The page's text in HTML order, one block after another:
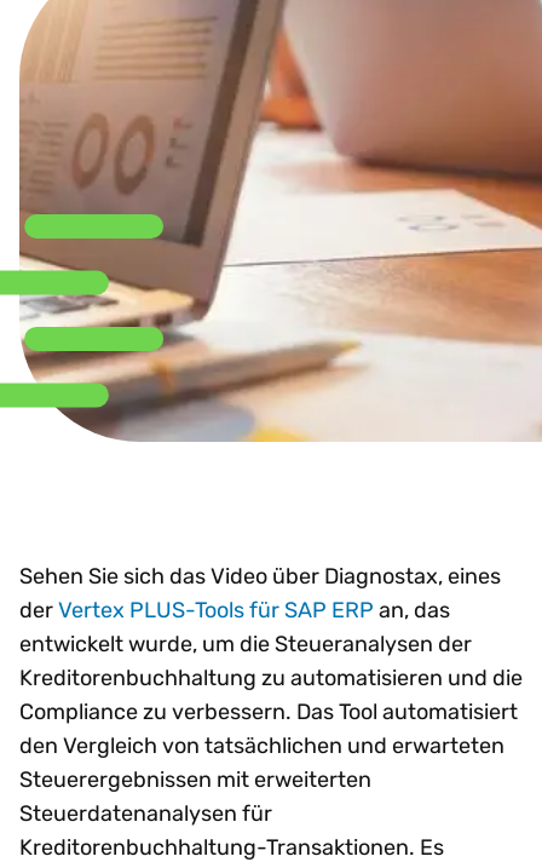
Sehen Sie sich das Video über Diagnostax, eines
derVertex PLUS-Tools für SAP ERP an, das
entwickelt wurde, um die Steueranalysen der
Kreditorenbuchhaltung zu automatisieren und die
Compliance zu verbessern. Das Tool automatisiert
den Vergleich von tatsächlichen und erwarteten
Steuerergebnissen mit erweiterten
Steuerdatenanalysen für
Kreditorenbuchhaltung-Transaktionen. Es